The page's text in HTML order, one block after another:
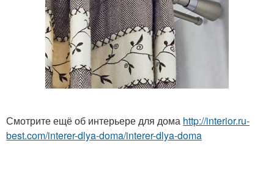
Смотрите ещё об интерьере для дома http://interior.ru-
best.com/interer-dlya-doma/interer-dlya-doma